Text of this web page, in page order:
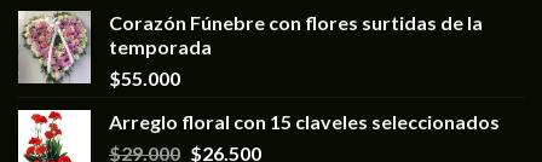
Corazón Fúnebre con flores surtidas de la
temporada
$55.000
Arreglo floral con 15 claveles seleccionados
$29.000 $26.500